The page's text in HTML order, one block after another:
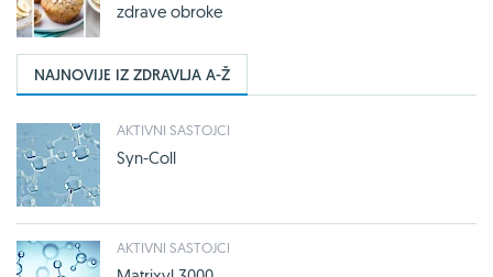
zdrave obroke
NAJNOVIJE IZ ZDRAVLJA A-Ž
AKTIVNI SASTOJCI
Syn-Coll
AKTIVNI SASTOJCI